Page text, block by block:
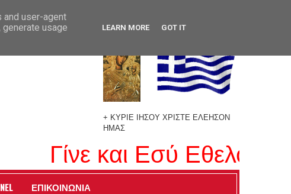
+ ΚΥΡΙΕ ΙΗΣΟΥ ΧΡΙΣΤΕ ΕΛΕΗΣΟΝ
ΗΜΑΣ
Γίνε και Εσύ Εθελοντής
ΕΠΙΚΟΙΝΩΝΙΑ
user-agent
usage
LEARN MORE GOT IT